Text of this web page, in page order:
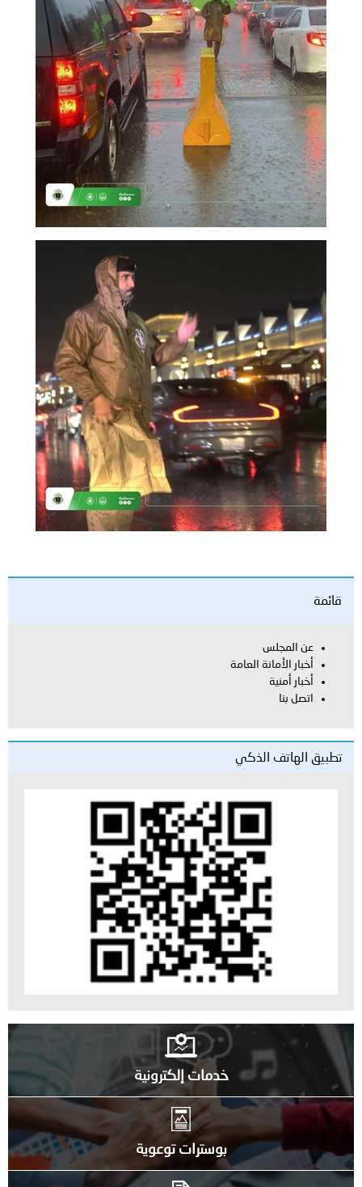
قائمة
عن المجلس
أخبار الأمانة العامة
أخبار أمنية
اتصل بنا
تطبيق الهاتف الذكي
خدمات إلكترونية
بوسترات توعوية